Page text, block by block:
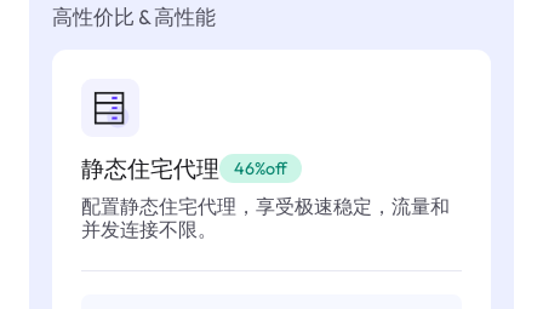
高性价比 & 高性能
静态住宅代理 46%off
配置静态住宅代理，享受极速稳定，流量和
并发连接不限。